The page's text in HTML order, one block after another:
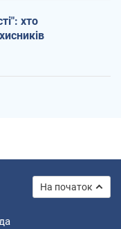
хто
На початок